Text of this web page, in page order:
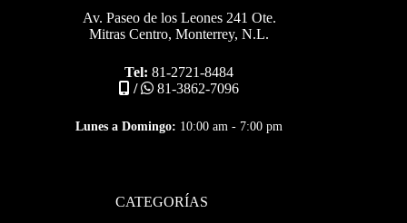
Av. Paseo de los Leones 241 Ote.
Mitras Centro, Monterrey, N.L.
Tel: 81-2721-8484
/
81-3862-7096
Lunes a Domingo: 10:00 am - 7:00 pm
CATEGORÍAS